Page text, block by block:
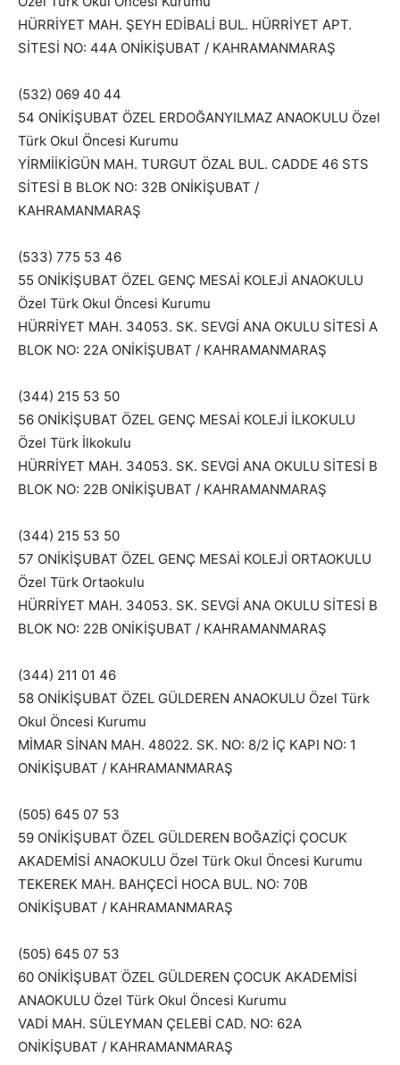
HÜRRİYET MAH. ŞEYH EDİBALİ BUL. HÜRRİYET APT.
SİTESİ NO: 44A ONİKİŞUBAT / KAHRAMANMARAŞ
(532) 069 40 44
54 ONİKİŞUBAT ÖZEL ERDOĞANYILMAZ ANAOKULU Özel
Türk Okul Öncesi Kurumu
YİRMİİKİGÜN MAH. TURGUT ÖZAL BUL. CADDE 46 STS
SİTESİ B BLOK NO: 32B ONİKİŞUBAT /
KAHRAMANMARAŞ
(533) 775 53 46
55 ONİKİŞUBAT ÖZEL GENÇ MESAİ KOLEJİ ANAOKULU
Özel Türk Okul Öncesi Kurumu
HÜRRİYET MAH. 34053. SK. SEVGİ ANA OKULU SİTESİ A
BLOK NO: 22A ONİKİŞUBAT / KAHRAMANMARAŞ
(344) 215 53 50
56 ONİKİŞUBAT ÖZEL GENÇ MESAİ KOLEJİ İLKOKULU
Özel Türk İlkokulu
HÜRRİYET MAH. 34053. SK. SEVGİ ANA OKULU SİTESİ B
BLOK NO: 22B ONİKİŞUBAT / KAHRAMANMARAŞ
(344) 215 53 50
57 ONİKİŞUBAT ÖZEL GENÇ MESAİ KOLEJİ ORTAOKULU
Özel Türk Ortaokulu
HÜRRİYET MAH. 34053. SK. SEVGİ ANA OKULU SİTESİ B
BLOK NO: 22B ONİKİŞUBAT / KAHRAMANMARAŞ
(344) 211 01 46
58 ONİKİŞUBAT ÖZEL GÜLDEREN ANAOKULU Özel Türk
Okul Öncesi Kurumu
MİMAR SİNAN MAH. 48022. SK. NO: 8/2 İÇ KAPI NO: 1
ONİKİŞUBAT / KAHRAMANMARAŞ
(505) 645 07 53
59 ONİKİŞUBAT ÖZEL GÜLDEREN BOĞAZİÇİ ÇOCUK
AKADEMİSİ ANAOKULU Özel Türk Okul Öncesi Kurumu
TEKEREK MAH. BAHÇECİ HOCA BUL. NO: 70B
ONİKİŞUBAT / KAHRAMANMARAŞ
(505) 645 07 53
60 ONİKİŞUBAT ÖZEL GÜLDEREN ÇOCUK AKADEMİSİ
ANAOKULU Özel Türk Okul Öncesi Kurumu
VADİ MAH. SÜLEYMAN ÇELEBİ CAD. NO: 62A
ONİKİŞUBAT / KAHRAMANMARAŞ